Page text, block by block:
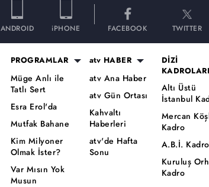
ANDROID iPHONE FACEBOOK TWITTER
PROGRAMLAR
Müge Anlı ile
Tatlı Sert
Esra Erol'da
Mutfak Bahane
Kim Milyoner
Olmak İster?
Var Mısın Yok
Musun
atv HABER
atv Ana Haber
atv Gün Ortası
Kahvaltı
Haberleri
atv'de Hafta
Sonu
DİZİ
KADROLARI
Altı Üstü
İstanbul
Mercan
Kadro
A.B.İ. Kadro
Kuruluş
Kadro